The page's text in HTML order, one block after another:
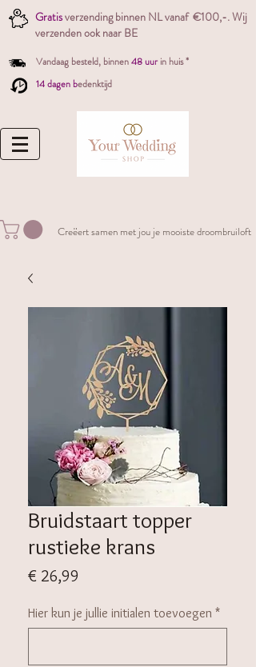
Gratisverzending binnen NL vanaf €100,-. Wij
verzenden ook naar BE
Vandaag besteld, binnen48 uur in huis *
14 dagen bedenktijd
Creëert samen met jou je mooiste droombruiloft
Bruidstaart topper
rustieke krans
€ 26,99
Hier kun je jullie initialen toevoegen *